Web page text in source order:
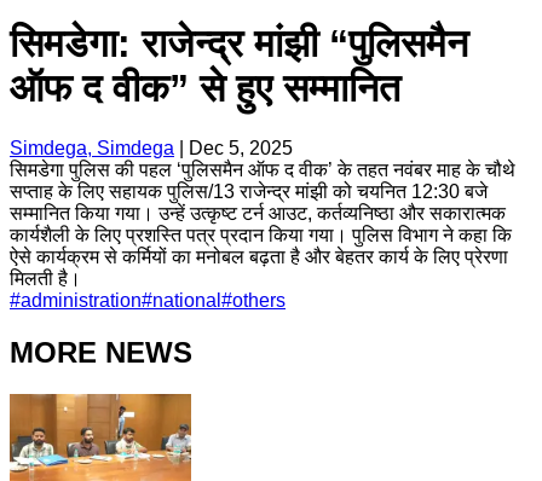
सिमडेगा: राजेन्द्र मांझी “पुलिसमैन
ऑफ द वीक” से हुए सम्मानित
Simdega, Simdega
Dec 5, 2025
सिमडेगा पुलिस की पहल ‘पुलिसमैन ऑफ द वीक’ के तहत नवंबर माह के चौथे
सप्ताह के लिए सहायक पुलिस/13 राजेन्द्र मांझी को चयनित 12:30 बजे
सम्मानित किया गया। उन्हें उत्कृष्ट टर्न आउट, कर्तव्यनिष्ठा और सकारात्मक
कार्यशैली के लिए प्रशस्ति पत्र प्रदान किया गया। पुलिस विभाग ने कहा कि
ऐसे कार्यक्रम से कर्मियों का मनोबल बढ़ता है और बेहतर कार्य के लिए प्रेरणा
मिलती है।
#administration#national #others
MORE NEWS